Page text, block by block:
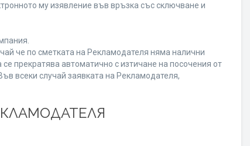
му изявление във връзка със сключване и
че по сметката на Рекламодателя няма налични
прекратява автоматично с изтичане на посочения от
всеки случай заявката на Рекламодателя,